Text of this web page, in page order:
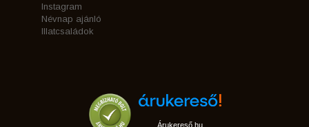
Instagram
Névnap ajánló
Illatcsaládok
Árukereső.hu